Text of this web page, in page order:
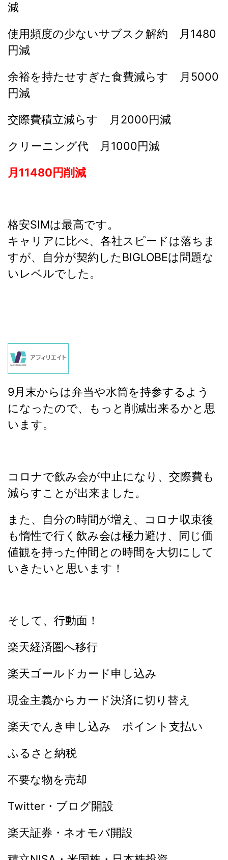
減
使用頻度の少ないサブスク解約 月1480
円減
余裕を持たせすぎた食費減らす 月5000
円減
交際費積立減らす 月2000円減
クリーニング代 月1000円減
月11480円削減
格安SIMは最高です。
キャリアに比べ、各社スピードは落ちま
すが、自分が契約したBIGLOBEは問題な
いレベルでした。
9月末からは弁当や水筒を持参するよう
になったので、もっと削減出来るかと思
います。
コロナで飲み会が中止になり、交際費も
減らすことが出来ました。
また、自分の時間が増え、コロナ収束後
も惰性で行く飲み会は極力避け、同じ価
値観を持った仲間との時間を大切にして
いきたいと思います！
そして、行動面！
楽天経済圏へ移行
楽天ゴールドカード申し込み
現金主義からカード決済に切り替え
楽天でんき申し込み ポイント支払い
ふるさと納税
不要な物を売却
Twitter・ブログ開設
楽天証券・ネオモバ開設